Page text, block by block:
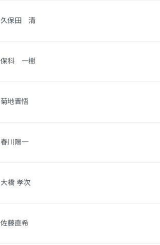
久保田 清
保科 一樹
菊地晋悟
春川陽一
大橋 孝次
佐藤直希